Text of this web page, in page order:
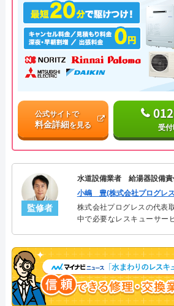
公式サイトで
料金詳細を見る 受
監修者
水道設備業者 給湯器設備責
小嶋 豊(株式会社プログレ
株式会社プログレスの代
中で必要なレスキューサー
決。多くのお客様に信頼さ
ャリスト。